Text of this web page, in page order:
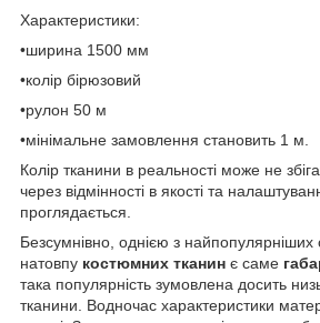
Характеристики:
•ширина 1500 мм
•колір бірюзовий
•рулон 50 м
•мінімальне замовлення становить 1 м.
Колір тканини в реальності може не
через відмінності в якості та
проглядається.
Безсумнівно, однією з найпопулярніших
натовпу костюмних тканин є саме
така популярність зумовлена досить
тканини. Водночас характеристики